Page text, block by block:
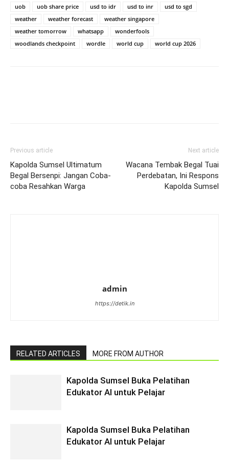
uob uob share price usd to idr usd to inr
usd to sgd
weather
weather forecast
weather singapore
weather tomorrow
whatsapp
wonderfools
woodlands checkpoint
wordle world cup world cup 2026
Previous article
Kapolda Sumsel Ultimatum
Begal Bersenpi: Jangan Coba-
coba Resahkan Warga
Next article
Wacana Tembak Begal Tuai
Perdebatan, Ini Respons
Kapolda Sumsel
admin
https://detik.in
RELATED ARTICLES MORE FROM AUTHOR
Kapolda Sumsel Buka Pelatihan
Edukator AI untuk Pelajar
Kapolda Sumsel Buka Pelatihan
Edukator AI untuk Pelajar